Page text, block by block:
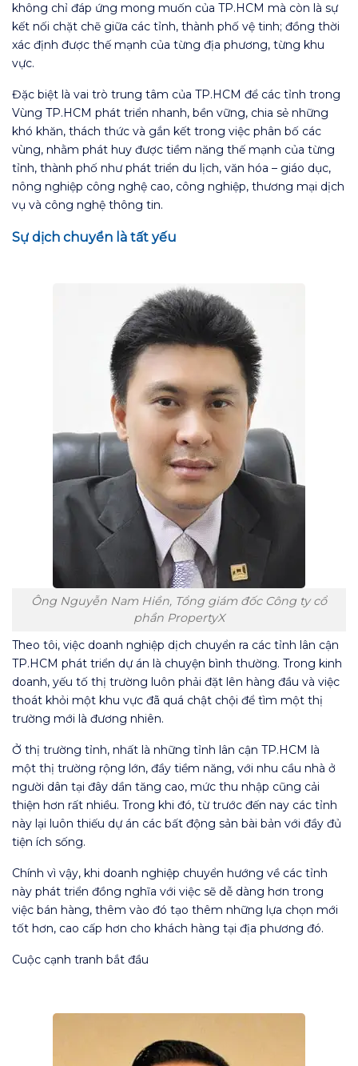
không chỉ đáp ứng mong muốn của TP.HCM mà còn là sự
kết nối chặt chẽ giữa các tỉnh, thành phố vệ tinh; đồng thời
xác định được thế mạnh của từng địa phương, từng khu
vực.
Đặc biệt là vai trò trung tâm của TP.HCM để các tỉnh trong
Vùng TP.HCM phát triển nhanh, bền vững, chia sẻ những
khó khăn, thách thức và gắn kết trong việc phân bố các
vùng, nhằm phát huy được tiềm năng thế mạnh của từng
tỉnh, thành phố như phát triển du lịch, văn hóa – giáo dục,
nông nghiệp công nghệ cao, công nghiệp, thương mại dịch
vụ và công nghệ thông tin.
Sự dịch chuyển là tất yếu
Ông Nguyễn Nam Hiền, Tổng giám đốc Công ty cổ
phần PropertyX
Theo tôi, việc doanh nghiệp dịch chuyển ra các tỉnh lân cận
TP.HCM phát triển dự án là chuyện bình thường. Trong kinh
doanh, yếu tố thị trường luôn phải đặt lên hàng đầu và việc
thoát khỏi một khu vực đã quá chật chội để tìm một thị
trường mới là đương nhiên.
Ở thị trường tỉnh, nhất là những tỉnh lân cận TP.HCM là
một thị trường rộng lớn, đầy tiềm năng, với nhu cầu nhà ở
người dân tại đây dần tăng cao, mức thu nhập cũng cải
thiện hơn rất nhiều. Trong khi đó, từ trước đến nay các tỉnh
này lại luôn thiếu dự án các bất động sản bài bản với đầy đủ
tiện ích sống.
Chính vì vậy, khi doanh nghiệp chuyển hướng về các tỉnh
này phát triển đồng nghĩa với việc sẽ dễ dàng hơn trong
việc bán hàng, thêm vào đó tạo thêm những lựa chọn mới
tốt hơn, cao cấp hơn cho khách hàng tại địa phương đó.
Cuộc cạnh tranh bắt đầu